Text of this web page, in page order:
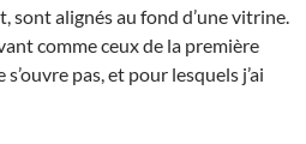
alignés au fond d’une vitrine.
comme ceux de la première
pas, et pour lesquels j’ai